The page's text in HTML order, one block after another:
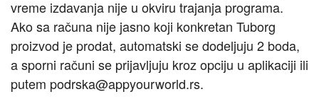
vreme izdavanja nije u okviru trajanja programa.
Ako sa računa nije jasno koji konkretan Tuborg
proizvod je prodat, automatski se dodeljuju 2 boda,
a sporni računi se prijavljuju kroz opciju u aplikaciji ili
putem podrska@appyourworld.rs.